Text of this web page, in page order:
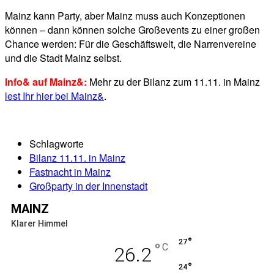
Mainz kann Party, aber Mainz muss auch Konzeptionen
können – dann können solche Großevents zu einer großen
Chance werden: Für die Geschäftswelt, die Narrenvereine
und die Stadt Mainz selbst.
Info& auf Mainz&: Mehr zu der Bilanz zum 11.11. in Mainz
lest Ihr hier bei Mainz&.
Schlagworte
Bilanz 11.11. in Mainz
Fastnacht in Mainz
Großparty in der Innenstadt
MAINZ
Klarer Himmel
26.2 ° C 27°
24°